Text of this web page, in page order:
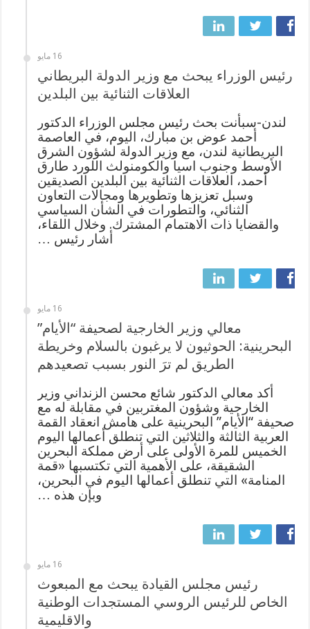
16 مايو
رئيس الوزراء يبحث مع وزير الدولة البريطاني
العلاقات الثنائية بين البلدين
لندن-سبأنت بحث رئيس مجلس الوزراء الدكتور
أحمد عوض بن مبارك، اليوم، في العاصمة
البريطانية لندن، مع وزير الدولة لشؤون الشرق
الأوسط وجنوب اسيا والكومنولث اللورد طارق
أحمد، العلاقات الثنائية بين البلدين الصديقين
وسبل تعزيزها وتطويرها ومجالات التعاون
الثنائي، والتطورات في الشأن السياسي
والقضايا ذات الاهتمام المشترك. وخلال اللقاء،
أشار رئيس …
16 مايو
معالي وزير الخارجية لصحيفة “الأيام”
البحرينية: الحوثيون لا يرغبون بالسلام وخريطة
الطريق لم ترَ النور بسبب تصعيدهم
أكد معالي الدكتور شائع محسن الزنداني وزير
الخارجية وشؤون المغتربين في مقابلة له مع
صحيفة “الأيام” البحرينية على هامش انعقاد القمة
العربية الثالثة والثلاثين التي تنطلق أعمالها اليوم
الخميس للمرة الأولى على أرض مملكة البحرين
الشقيقة، على الأهمية التي تكتسبها «قمة
المنامة» التي تنطلق أعمالها اليوم في البحرين،
وبإن هذه …
16 مايو
رئيس مجلس القيادة يبحث مع المبعوث
الخاص للرئيس الروسي المستجدات الوطنية
والاقليمية